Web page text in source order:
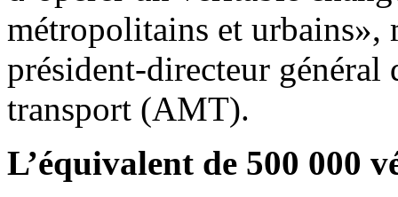
métropolitains et urbains»,
président-directeur général
transport (AMT).
L’équivalent de 500 000